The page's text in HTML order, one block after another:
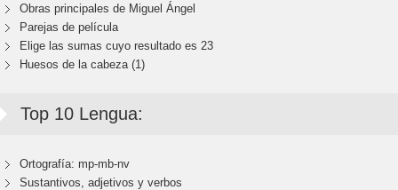
Obras principales de Miguel Ángel
Parejas de película
Elige las sumas cuyo resultado es 23
Huesos de la cabeza (1)
Top 10 Lengua:
Ortografía: mp-mb-nv
Sustantivos, adjetivos y verbos